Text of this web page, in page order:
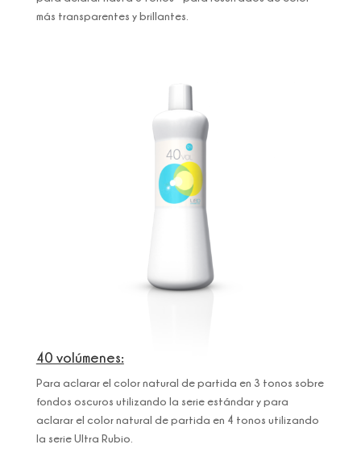
más transparentes y brillantes.
40 volúmenes:
Para aclarar el color natural de partida en 3 tonos sobre
fondos oscuros utilizando la serie estándar y para
aclarar el color natural de partida en 4 tonos utilizando
la serie Ultra Rubio.